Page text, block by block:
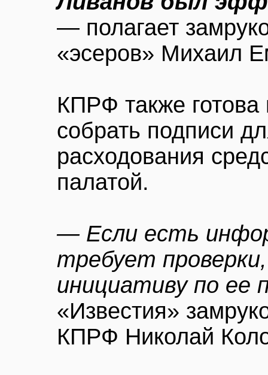
— полагает
«эсеров» Михаил
КПРФ также
собрать подписи
расходования
палатой.
— Если есть
требует
инициативу по ее
«Известия»
КПРФ Николай